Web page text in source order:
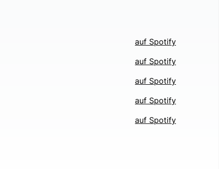
auf Spotify
auf Spotify
auf Spotify
auf Spotify
auf Spotify